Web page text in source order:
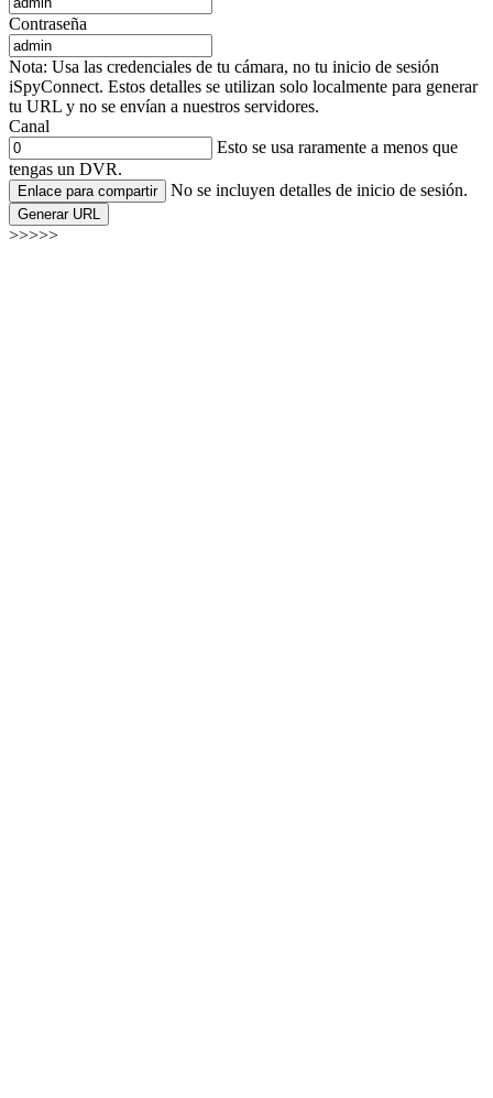
Contraseña
Nota: Usa las credenciales de tu cámara, no tu inicio de sesión
iSpyConnect. Estos detalles se utilizan solo localmente para generar
tu URL y no se envían a nuestros servidores.
Canal
Esto se usa raramente a menos que
tengas un DVR.
Enlace para compartir No se incluyen detalles de inicio de sesión.
Generar URL
>>>>>